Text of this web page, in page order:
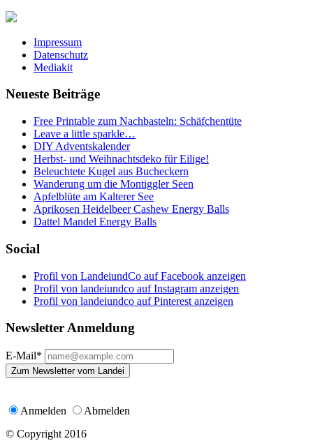
Impressum
Datenschutz
Mediakit
Neueste Beiträge
Free Printable zum Nachbasteln: Schäfchentüte
Leave a little sparkle…
DIY Adventskalender
Herbst- und Weihnachtsdeko für Eilige!
Beleuchtete Kugel aus Bucheckern
Wanderung um die Montiggler Seen
Apfelblüte am Kalterer See
Aprikosen Heidelbeer Cashew Energy Balls
Dattel Mandel Energy Balls
Social
Profil von LandeiundCo auf Facebook anzeigen
Profil von landeiundco auf Instagram anzeigen
Profil von landeiundco auf Pinterest anzeigen
Newsletter Anmeldung
E-Mail*
Zum Newsletter vom Landei
Anmelden
Abmelden
© Copyright 2016